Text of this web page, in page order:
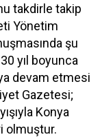
takdirle takip
Yönetim
şu
yıl boyunca
devam etmesi
Gazetesi;
Konya
olmuştur.